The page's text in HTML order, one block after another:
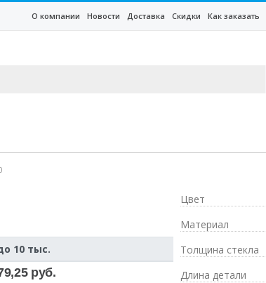
О компании Новости Доставка Скидки Как заказать
10 тыс.
руб.
Цвет
Материал
Толщина стекла
Длина детали